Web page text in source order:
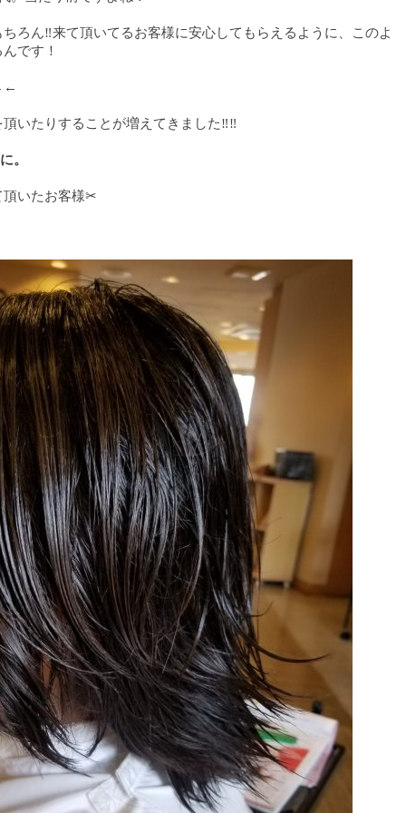
ろん‼来て頂いてるお客様に安心してもらえるように、このよ
です！
いたりすることが増えてきました‼‼
。
頂いたお客様✂